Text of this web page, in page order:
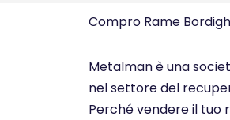
Compro Rame
Metalman è una
nel settore del
Perché vendere il tuo